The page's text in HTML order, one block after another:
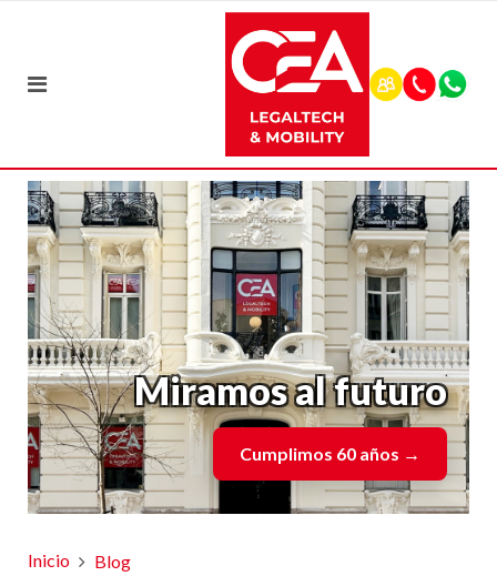
Miramos al futuro
Cumplimos 60 años →
Inicio Blog